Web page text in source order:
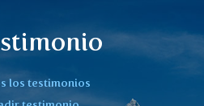
los testimonios